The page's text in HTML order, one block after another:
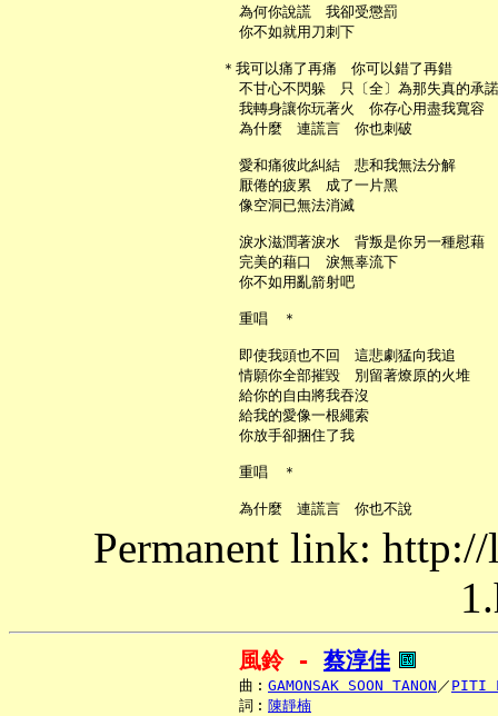
     為何你說謊　我卻受懲罰
     你不如就用刀刺下
   ＊我可以痛了再痛　你可以錯了再錯
     不甘心不閃躲　只〔全〕為那失真的承諾
     我轉身讓你玩著火　你存心用盡我寬容
     為什麼　連謊言　你也刺破
     愛和痛彼此糾結　悲和我無法分解
     厭倦的疲累　成了一片黑
     像空洞已無法消滅
     淚水滋潤著淚水　背叛是你另一種慰藉
     完美的藉口　淚無辜流下
     你不如用亂箭射吧
     重唱　＊
     即使我頭也不回　這悲劇猛向我追
     情願你全部摧毀　別留著燎原的火堆
     給你的自由將我吞沒
     給我的愛像一根繩索
     你放手卻捆住了我
     重唱　＊
Permanent link:
風鈴 - 蔡淳佳
     曲︰
GAMONSAK SOON TANON ／ PITI
     詞︰
陳靜楠